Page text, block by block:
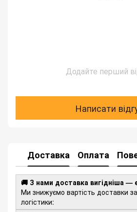
Додайте перший
Написати
Доставка Оплата
🚚 З нами доставка вигідніша —
Ми знижуємо вартість доставки
логістики: